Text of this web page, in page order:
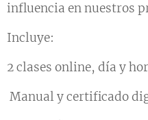
influencia en nuestros
Incluye:
2 clases online, día y
Manual y certificado